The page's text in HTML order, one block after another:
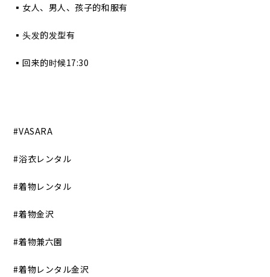
▪︎女人、男人、孩子的和服有
▪︎头发的发型有
▪︎回来的时候17:30
#VASARA
#浴衣レンタル
#着物レンタル
#着物金沢
#着物兼六園
#着物レンタル金沢